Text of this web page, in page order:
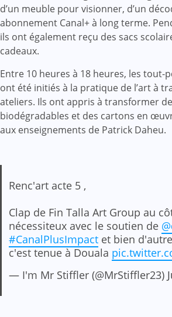
d’un meuble pour visionner, d’un
abonnement Canal+ à long terme.
ils ont également reçu des sacs
cadeaux.
Entre 10 heures à 18 heures, les tout-
ont été initiés à la pratique de l’art à
ateliers. Ils ont appris à transformer
biodégradables et des cartons en
aux enseignements de Patrick Daheu.
Renc'art acte 5 ,
Clap de Fin Talla Art Group au
nécessiteux avec le soutien de
#CanalPlusImpactet bien
c'est tenue à Douala
— I'm Mr Stiffler (@MrStiffler23)